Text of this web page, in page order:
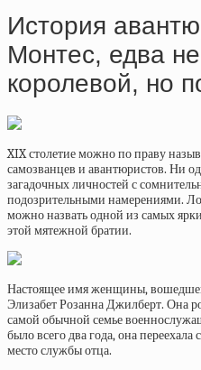
История
Монтес, едва
королевой, но
XIX столетие можно по праву
самозванцев и авантюристов. Ни
загадочных личностей с
подозрительными намерениями.
можно назвать одной из самых
этой мятежной братии.
Настоящее имя женщины,
Элизабет Розанна Джилберт. Она
самой обычной семье
было всего два года, она
место службы отца.